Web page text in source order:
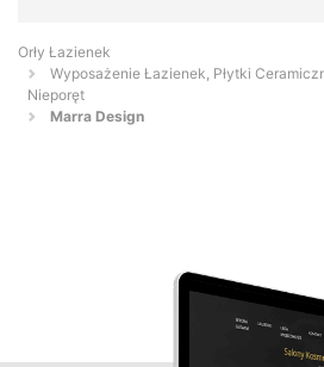
Orły Łazienek
Wyposażenie Łazienek, Płytki
Nieporęt
Marra Design